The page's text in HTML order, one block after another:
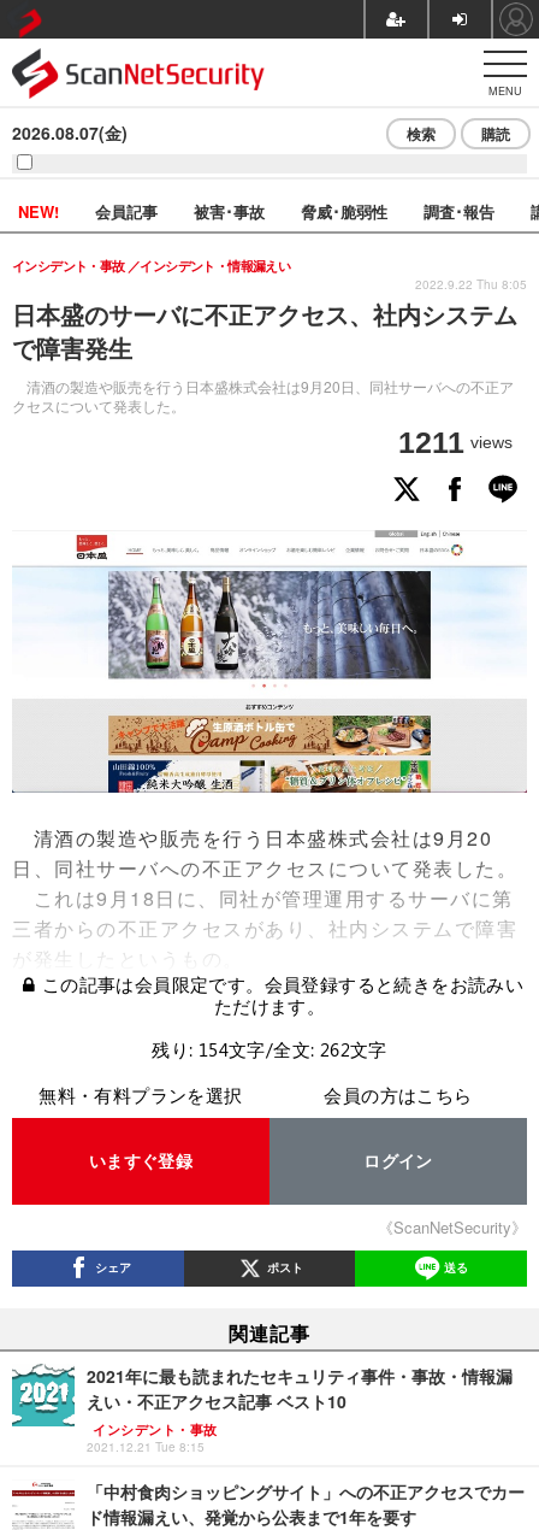
MENU
2026.08.07(金) 検索 購読
NEW! 会員記事 被害･事故 脅威･脆弱性 調査･報告
日本盛のサーバに不正アクセス、社内システム
で障害発生
清酒の製造や販売を行う日本盛株式会社は9月20日、同社サーバへの不正ア
クセスについて発表した。
インシデント・事故 インシデント・情報漏えい
1211 views
2022.9.22 Thu 8:05
清酒の製造や販売を行う日本盛株式会社は9月20
日、同社サーバへの不正アクセスについて発表した。
これは9月18日に、同社が管理運用するサーバに第
三者からの不正アクセスがあり、社内システムで障害
が発生したというもの。
この記事は会員限定です。会員登録すると続きをお読みい
ただけます。
残り: 154文字/全文: 262文字
無料・有料プランを選択
いますぐ登録
会員の方はこちら
ログイン
《ScanNetSecurity》
シェア ポスト 送る
関連記事
2021年に最も読まれたセキュリティ事件・事故・情報漏
えい・不正アクセス記事 ベスト10
インシデント・事故
2021.12.21 Tue 8:15
「中村食肉ショッピングサイト」への不正アクセスでカー
ド情報漏えい、発覚から公表まで1年を要す